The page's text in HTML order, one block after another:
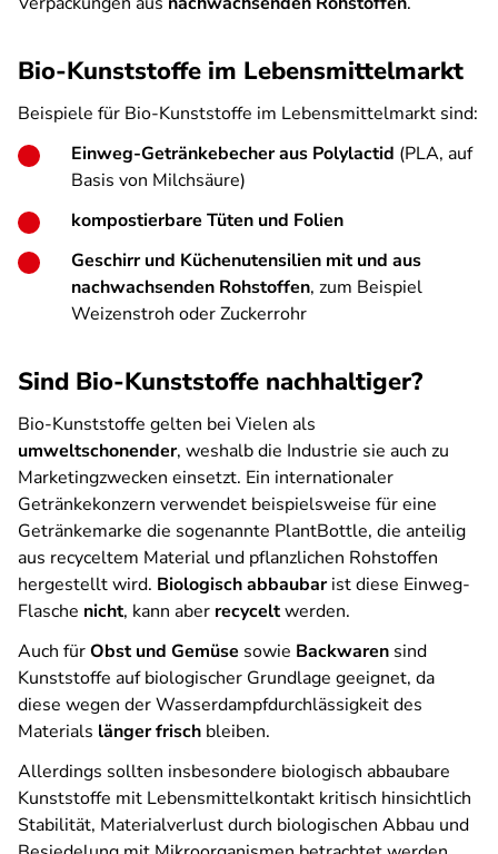
Bio-Kunststoffe im Lebensmittelmarkt
Beispiele für Bio-Kunststoffe im Lebensmittelmarkt sind:
Einweg-Getränkebecher aus Polylactid (PLA, auf
Basis von Milchsäure)
kompostierbare Tüten und Folien
Geschirr und Küchenutensilien mit und aus
nachwachsenden Rohstoffen, zum Beispiel
Weizenstroh oder Zuckerrohr
Sind Bio-Kunststoffe nachhaltiger?
Bio-Kunststoffe gelten bei Vielen als
umweltschonender, weshalb die Industrie sie auch zu
Marketingzwecken einsetzt. Ein internationaler
Getränkekonzern verwendet beispielsweise für eine
Getränkemarke die sogenannte PlantBottle, die anteilig
aus recyceltem Material und pflanzlichen Rohstoffen
hergestellt wird. Biologisch abbaubarist diese Einweg-
Flasche nicht, kann aber recyceltwerden.
Auch fürObst und Gemüse sowie Backwaren sind
Kunststoffe auf biologischer Grundlage geeignet, da
diese wegen der Wasserdampfdurchlässigkeit des
Materials länger frisch bleiben.
Allerdings sollten insbesondere biologisch abbaubare
Kunststoffe mit Lebensmittelkontakt kritisch hinsichtlich
Stabilität, Materialverlust durch biologischen Abbau und